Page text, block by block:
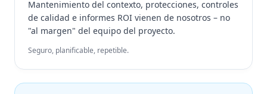
Mantenimiento del contexto, protecciones, controles
de calidad e informes ROI vienen de nosotros – no
"al margen" del equipo del proyecto.
Seguro, planificable, repetible.